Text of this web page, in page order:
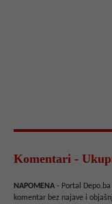
Komentari -
NAPOMENA - Portal
komentar bez najave i